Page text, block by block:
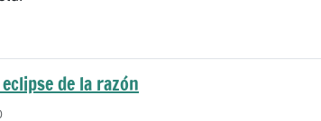
de la razón